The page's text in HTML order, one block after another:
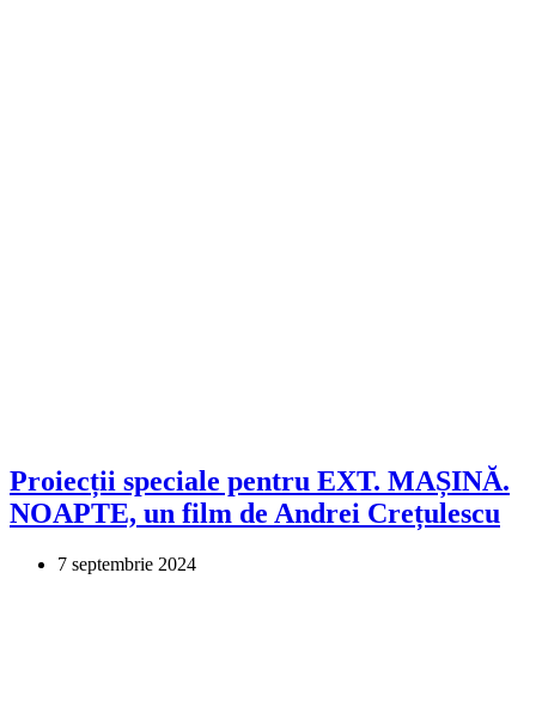
Proiecții speciale pentru EXT. MAȘINĂ.
NOAPTE, un film de Andrei Crețulescu
7 septembrie 2024